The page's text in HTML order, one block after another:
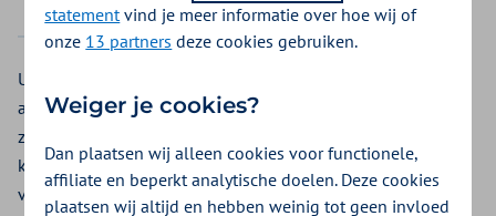
2025 2026
U of uw baby is opgenomen in het ziekenhuis. Bijvoorbeeld
als uw baby in een couveuse moet liggen. Of als u in het
ziekenhuis wordt opgenomen na de bevalling. Uitgestelde
kraamzorg krijgt u nadat u thuis komt. Om ook thuis
vertrouwd te raken met het verzorgen van uw baby. Bij Aon
statementvind je meer informatie over hoe wij of
onze 13 partners deze cookies gebruiken.
Weiger je cookies?
Dan plaatsen wij alleen cookies voor functionele,
affiliate en beperkt analytische doelen. Deze cookies
plaatsen wij altijd en hebben weinig tot geen invloed